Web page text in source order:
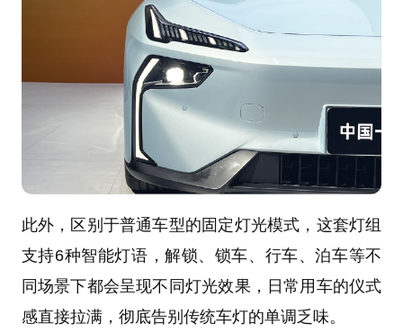
此外，区别于普通车型的固定灯光模式，这套灯组
支持6种智能灯语，解锁、锁车、行车、泊车等不
同场景下都会呈现不同灯光效果，日常用车的仪式
感直接拉满，彻底告别传统车灯的单调乏味。